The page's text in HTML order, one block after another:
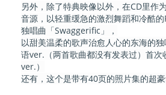
另外，除了特典映像以外，在CD里作
音源，以轻重缓急的激烈舞蹈和冷酷
独唱曲「Swaggerific」，
以甜美温柔的歌声治愈人心的东海的
语ver.（两首歌曲都没有发表过）首
ver.）
还有，这个是带有40页的照片集的超豪